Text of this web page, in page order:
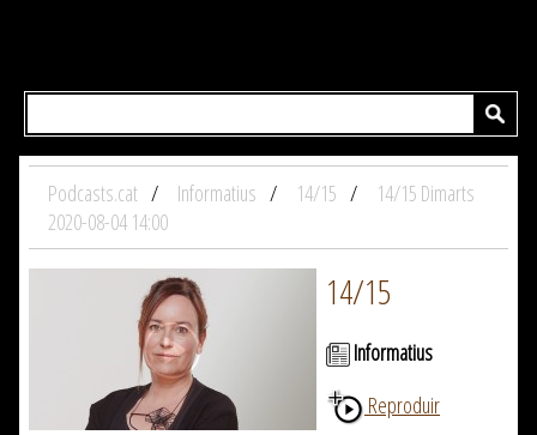
Podcasts.cat Informatius 14/15
14/15 Dimarts
2020-08-04 14:00
14/15
Informatius
Reproduir